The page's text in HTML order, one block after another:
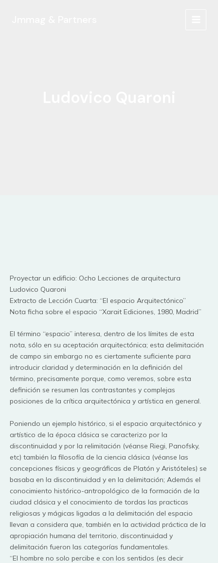
Proyectar un edificio: Ocho Lecciones de arquitectura
Ludovico Quaroni
Extracto de Lección Cuarta: “El espacio Arquitectónico”
Nota ficha sobre el espacio “Xarait Ediciones, 1980, Madrid”
El término “espacio” interesa, dentro de los límites de esta
nota, sólo en su aceptación arquitectónica; esta delimitación
de campo sin embargo no es ciertamente suficiente para
introducir claridad y determinación en la definición del
término, precisamente porque, como veremos, sobre esta
definición se resumen las contrastantes y complejas
posiciones de la crítica arquitectónica y artística en general.
Poniendo un ejemplo histórico, si el espacio arquitectónico y
artístico de la época clásica se caracterizo por la
discontinuidad y por la relimitación (véanse Riegi, Panofsky,
etc) también la filosofía de la ciencia clásica (véanse las
concepciones físicas y geográficas de Platón y Aristóteles) se
basaba en la discontinuidad y en la delimitación; Además el
conocimiento histórico-antropológico de la formación de la
ciudad clásica y el conocimiento de tordas las practicas
religiosas y mágicas ligadas a la delimitación del espacio
llevan a considera que, también en la actividad práctica de la
apropiación humana del territorio, discontinuidad y
delimitación fueron las categorías fundamentales.
“El hombre no solo percibe e con los sentidos (es decir